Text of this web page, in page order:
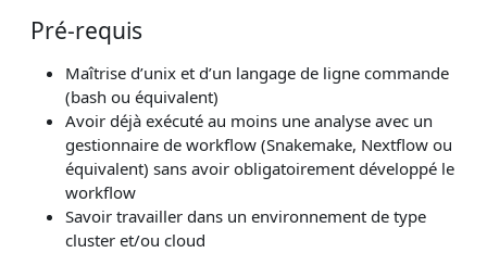
Pré-requis
Maîtrise d’unix et d’un langage de ligne commande
(bash ou équivalent)
Avoir déjà exécuté au moins une analyse avec un
gestionnaire de workflow (Snakemake, Nextflow ou
équivalent) sans avoir obligatoirement développé le
workflow
Savoir travailler dans un environnement de type
cluster et/ou cloud